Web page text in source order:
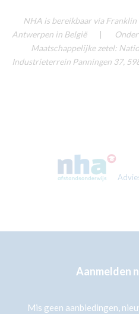
NHA is bereikbaar via
Antwerpen in België
|
Maatschappelijke zetel:
Industrieterrein Panningen 37,
Aanmelden
Mis geen aanbiedingen,